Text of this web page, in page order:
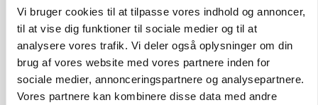
Vi bruger cookies til at tilpasse vores indhold og annoncer,
til at vise dig funktioner til sociale medier og til at
analysere vores trafik. Vi deler også oplysninger om din
brug af vores website med vores partnere inden for
sociale medier, annonceringspartnere og analysepartnere.
Vores partnere kan kombinere disse data med andre
Annonce
Loading...